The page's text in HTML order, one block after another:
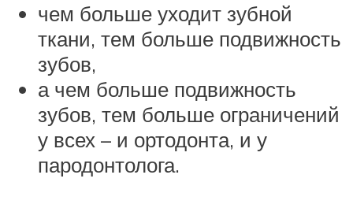
чем больше уходит зубной
ткани, тем больше подвижность
зубов,
а чем больше подвижность
зубов, тем больше ограничений
у всех – и ортодонта, и у
пародонтолога.